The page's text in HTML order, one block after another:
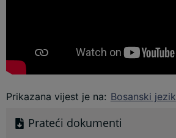
Prikazana vijest je na: Bosanski jezik
Prateći dokumenti